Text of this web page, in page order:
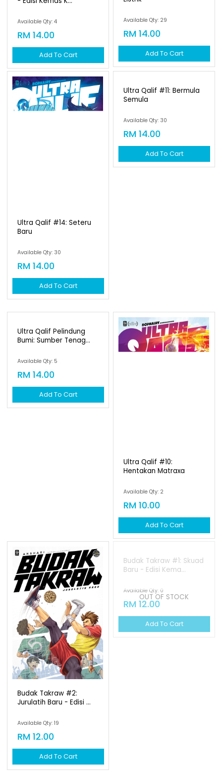
Available Qty: 4
RM 14.00
Add To Cart
Available Qty: 29
RM 14.00
Add To Cart
Ultra Qalif #14: Seteru
Baru
Available Qty: 30
RM 14.00
Add To Cart
Ultra Qalif #11: Bermula
Semula
Available Qty: 30
RM 14.00
Add To Cart
Ultra Qalif Pelindung
Bumi: Sumber Tenag...
Available Qty: 5
RM 14.00
Add To Cart
Ultra Qalif #10:
Hentakan Matraxa
Available Qty: 2
RM 10.00
Add To Cart
Budak Takraw #2:
Jurulatih Baru - Edisi ...
Available Qty: 19
RM 12.00
Add To Cart
OUT OF STOCK